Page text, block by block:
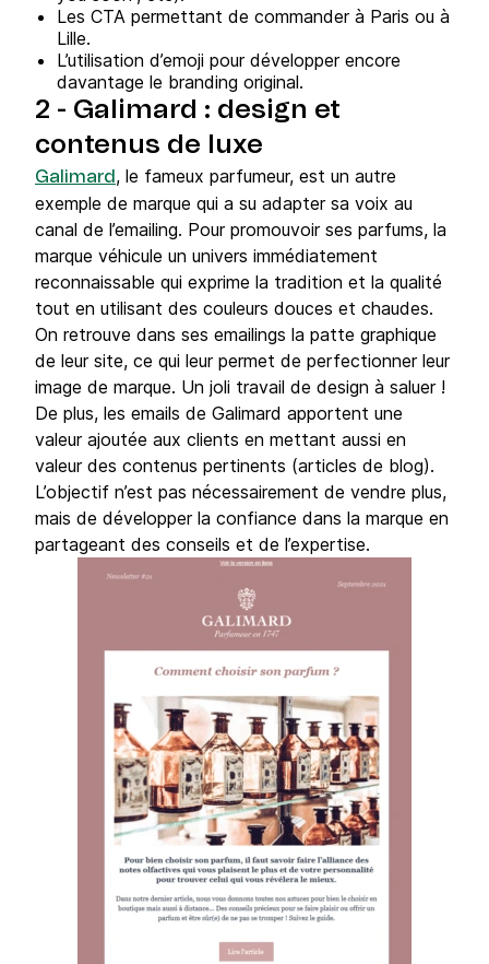
Les CTA permettant de commander à Paris ou à
Lille.
L’utilisation d’emoji pour développer encore
davantage le branding original.
2 - Galimard : design et
contenus de luxe
Galimard , le fameux parfumeur, est un autre
exemple de marque qui a su adapter sa voix au
canal de l’emailing. Pour promouvoir ses parfums, la
marque véhicule un univers immédiatement
reconnaissable qui exprime la tradition et la qualité
tout en utilisant des couleurs douces et chaudes.
On retrouve dans ses emailings la patte graphique
de leur site, ce qui leur permet de perfectionner leur
image de marque. Un joli travail de design à saluer !
De plus, les emails de Galimard apportent une
valeur ajoutée aux clients en mettant aussi en
valeur des contenus pertinents (articles de blog).
L’objectif n’est pas nécessairement de vendre plus,
mais de développer la confiance dans la marque en
partageant des conseils et de l’expertise.